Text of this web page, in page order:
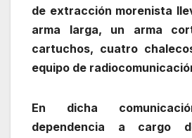
de extracción morenista
arma larga, un arma
cartuchos, cuatro
equipo de
En dicha
dependencia a cargo